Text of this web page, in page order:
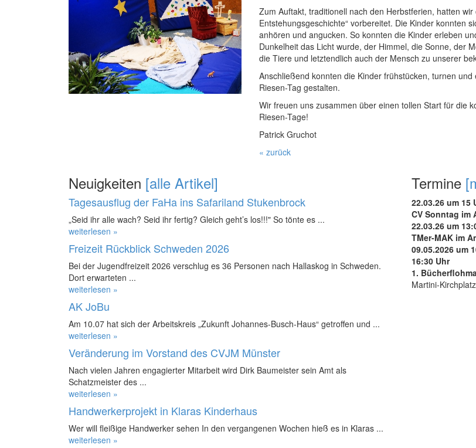
Zum Auftakt, traditionell nach den Herbstferien, hatten
Entstehungsgeschichte“ vorbereitet. Die Kinder konnten
anhören und angucken. So konnten die Kinder erleben
Dunkelheit das Licht wurde, der Himmel, die Sonne, der
die Tiere und letztendlich auch der Mensch zu unserer
Anschließend konnten die Kinder frühstücken, turnen
Riesen-Tag gestalten.
Wir freuen uns zusammen über einen tollen Start für die
Riesen-Tage!
Patrick Gruchot
« zurück
Neuigkeiten [alle Artikel]
Tagesausflug der FaHa ins Safariland Stukenbrock
„Seid ihr alle wach? Seid ihr fertig? Gleich geht’s los!!!" So tönte es ...
weiterlesen »
Freizeit Rückblick Schweden 2026
Bei der Jugendfreizeit 2026 verschlug es 36 Personen nach Hallaskog in Schweden.
Dort erwarteten ...
weiterlesen »
AK JoBu
Am 10.07 hat sich der Arbeitskreis „Zukunft Johannes-Busch-Haus“ getroffen und ...
weiterlesen »
Veränderung im Vorstand des CVJM Münster
Nach vielen Jahren engagierter Mitarbeit wird Dirk Baumeister sein Amt als
Schatzmeister des ...
weiterlesen »
Handwerkerprojekt in Klaras Kinderhaus
Wer will fleißige Handwerker sehen In den vergangenen Wochen hieß es in Klaras ...
weiterlesen »
Termine
22.03.26 um 15
CV Sonntag im
22.03.26 um
TMer-MAK im
09.05.2026 um
16:30 Uhr
1.
Martini-Kirchplatz